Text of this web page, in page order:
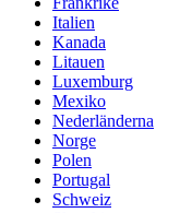
Italien
Kanada
Litauen
Luxemburg
Mexiko
Nederländerna
Norge
Polen
Portugal
Schweiz